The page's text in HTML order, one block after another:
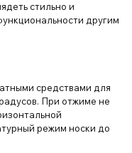
стильно и
другим
средствами для
При отжиме не
режим носки до